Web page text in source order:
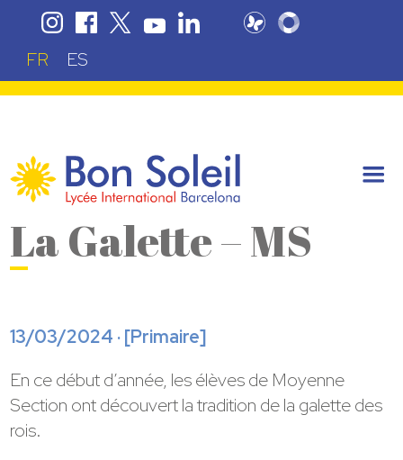
FR ES
La Galette – MS
13/03/2024 · [Primaire]
En ce début d’année, les élèves de Moyenne
Section ont découvert la tradition de la galette des
rois.